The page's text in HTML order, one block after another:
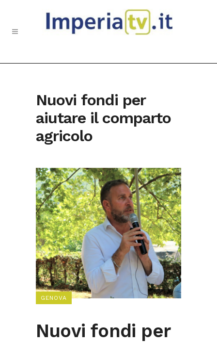
Nuovi fondi per
aiutare il comparto
agricolo
GENOVA
Nuovi fondi per